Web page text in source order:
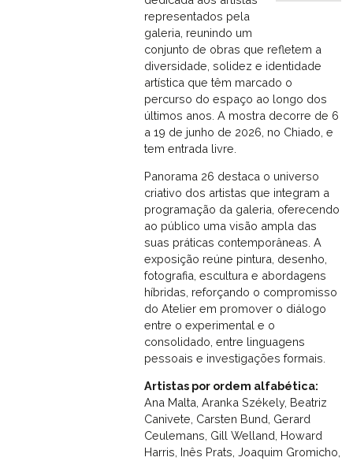
representados pela
galeria, reunindo um
conjunto de obras que refletem a
diversidade, solidez e identidade
artística que têm marcado o
percurso do espaço ao longo dos
últimos anos. A mostra decorre de 6
a 19 de junho de 2026, no Chiado, e
tem entrada livre.
Panorama 26 destaca o universo
criativo dos artistas que integram a
programação da galeria, oferecendo
ao público uma visão ampla das
suas práticas contemporâneas. A
exposição reúne pintura, desenho,
fotografia, escultura e abordagens
híbridas, reforçando o compromisso
do Atelier em promover o diálogo
entre o experimental e o
consolidado, entre linguagens
pessoais e investigações formais.
Artistas por ordem alfabética:
Ana Malta, Aranka Székely, Beatriz
Canivete, Carsten Bund, Gerard
Ceulemans, Gill Welland, Howard
Harris, Inês Prats, Joaquim Gromicho,